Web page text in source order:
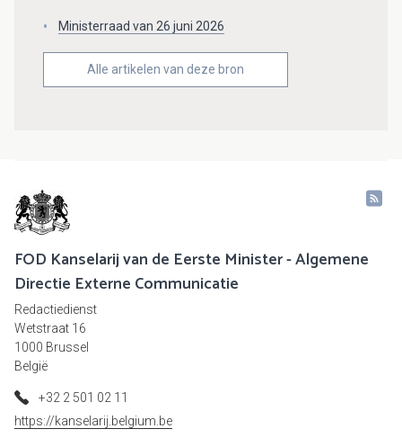
Ministerraad van 26 juni 2026
Alle artikelen van deze bron
FOD Kanselarij van de Eerste Minister - Algemene
Directie Externe Communicatie
Redactiedienst
Wetstraat 16
1000 Brussel
België
+32 2 501 02 11
https://kanselarij.belgium.be